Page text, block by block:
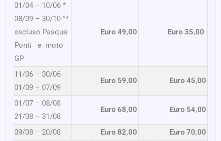
01/04 – 10/06 *
08/09 – 30/10 °*
escluso Pasqua
Ponti e moto
GP
Euro 49,00 Euro 35,00
11/06 – 30/06
01/09 – 07/09
Euro 59,00 Euro 45,00
01/07 – 08/08
21/08 – 31/08
Euro 68,00 Euro 54,00
09/08 – 20/08 Euro 82,00 Euro 70,00